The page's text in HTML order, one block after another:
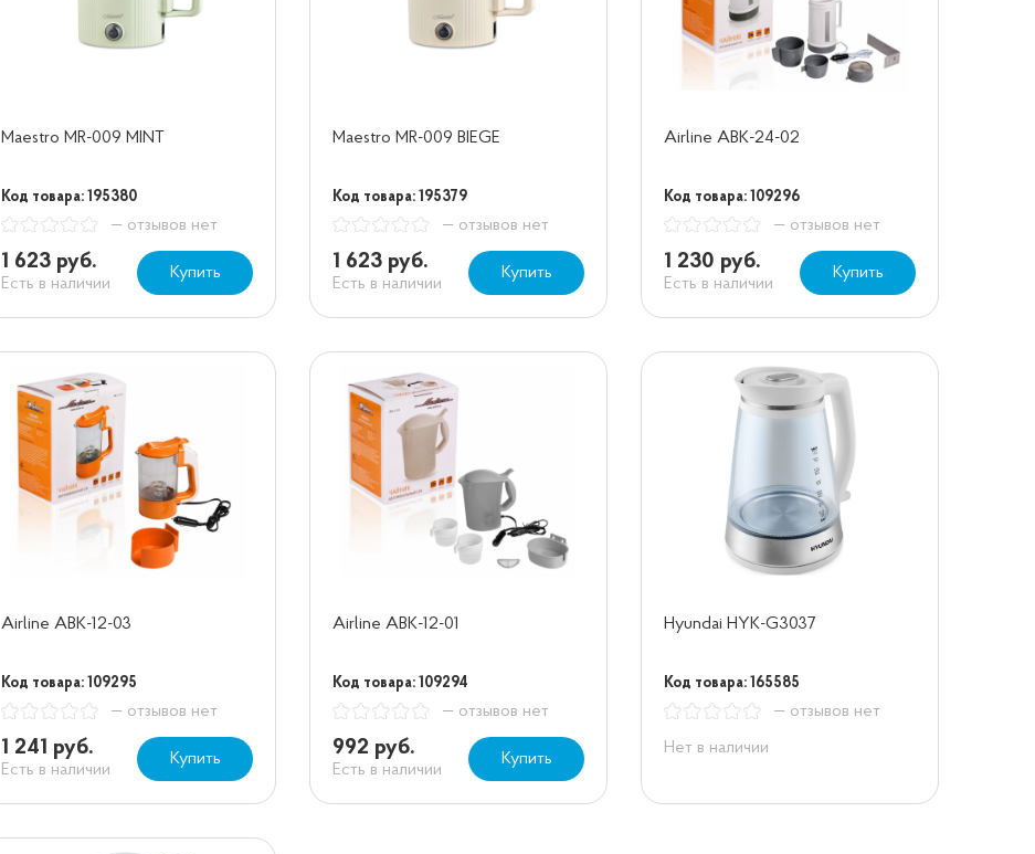
Maestro MR-009 MINT
Код товара: 195380
— отзывов нет
1 623 руб.
Есть в наличии
Купить
Maestro MR-009 BIEGE
Код товара: 195379
— отзывов нет
1 623 руб.
Есть в наличии
Купить
Airline ABK-24-02
Код товара: 109296
— отзывов нет
1 230 руб.
Есть в наличии
Купить
Airline ABK-12-03
Код товара: 109295
— отзывов нет
1 241 руб.
Есть в наличии
Купить
Airline ABK-12-01
Код товара: 109294
— отзывов нет
992 руб.
Есть в наличии
Купить
Hyundai HYK-G3037
Код товара: 165585
— отзывов нет
Нет в наличии